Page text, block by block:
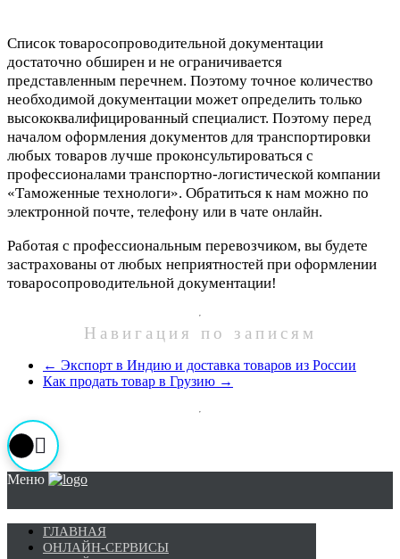
Список товаросопроводительной документации
достаточно обширен и не ограничивается
представленным перечнем. Поэтому точное количество
необходимой документации может определить только
высококвалифицированный специалист. Поэтому перед
началом оформления документов для транспортировки
любых товаров лучше проконсультироваться с
профессионалами транспортно-логистической компании
«Таможенные технологи». Обратиться к нам можно по
электронной почте, телефону или в чате онлайн.
Работая с профессиональным перевозчиком, вы будете
застрахованы от любых неприятностей при оформлении
товаросопроводительной документации!
Навигация по записям
← Экспорт в Индию и доставка товаров из России
Как продать товар в Грузию →
Меню
ГЛАВНАЯ
ОНЛАЙН-СЕРВИСЫ